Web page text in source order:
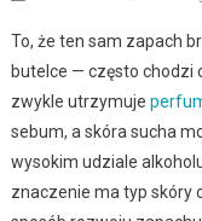
To, że ten sam zapach
butelce — często chodzi
zwykle utrzymuje
sebum, a skóra sucha
wysokim udziale
znaczenie ma typ skóry